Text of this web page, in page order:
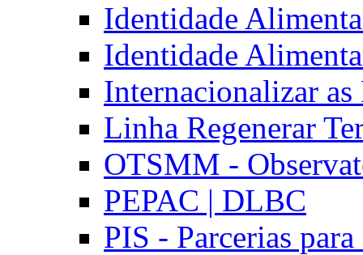
Identidade
Identidade
Internacionalizar
Linha Regenerar
OTSMM -
PEPAC | DLBC
PIS - Parcerias